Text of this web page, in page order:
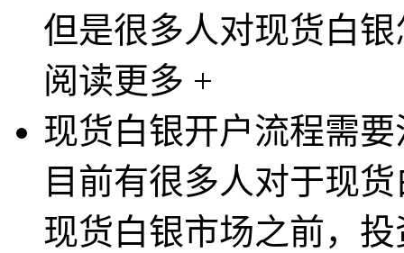
但是很多人对现货白
阅读更多 +
现货白银开户流程需
目前有很多人对于现
现货白银市场之前，